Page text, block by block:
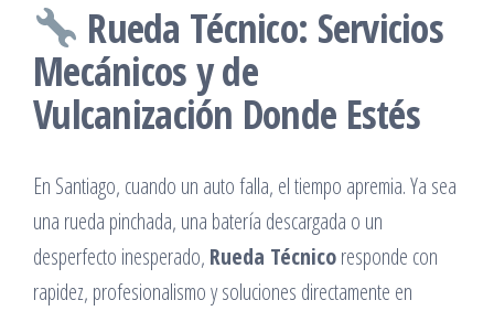
Rueda Técnico: Servicios
Mecánicos y de
Vulcanización Donde Estés
En Santiago, cuando un auto falla, el tiempo apremia. Ya sea
una rueda pinchada, una batería descargada o un
desperfecto inesperado, Rueda Técnicoresponde con
rapidez, profesionalismo y soluciones directamente en